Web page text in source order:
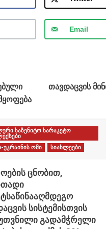
Email
თავდაცვის
საზენიტო სარაკეტო
უკრაინის ომი
სიახლეები
ცნობით,
სისტემისთვის
გადამჭრელი